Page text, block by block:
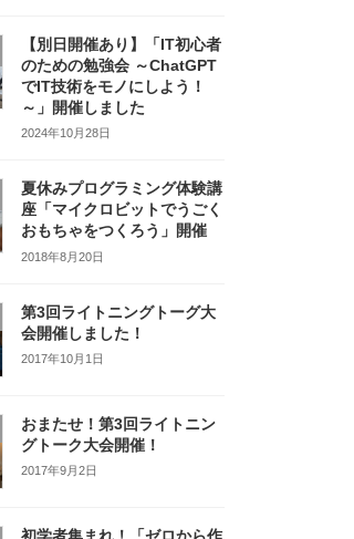
【別日開催あり】「IT初心者
のための勉強会 ～ChatGPT
でIT技術をモノにしよう！
～」開催しました
2024年10月28日
夏休みプログラミング体験講
座「マイクロビットでうごく
おもちゃをつくろう」開催
2018年8月20日
第3回ライトニングトーグ大
会開催しました！
2017年10月1日
おまたせ！第3回ライトニン
グトーク大会開催！
2017年9月2日